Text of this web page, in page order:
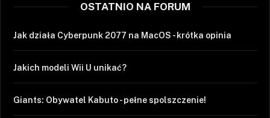
OSTATNIO NA FORUM
Jak działa Cyberpunk 2077 na MacOS - krótka opinia
Jakich modeli Wii U unikać?
Giants: Obywatel Kabuto - pełne spolszczenie!